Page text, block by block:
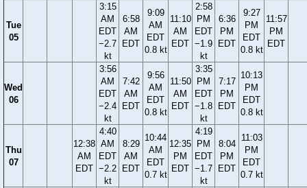
Tue
05
3:15
AM
EDT
−2.7
kt
6:58
AM
EDT
9:09
AM
EDT
0.8 kt
11:10
AM
EDT
2:58
PM
EDT
−1.9
kt
6:36
PM
EDT
9:27
PM
EDT
0.8 kt
11:57
PM
EDT
Wed
06
3:56
AM
EDT
−2.4
kt
7:42
AM
EDT
9:56
AM
EDT
0.8 kt
11:50
AM
EDT
3:35
PM
EDT
−1.8
kt
7:17
PM
EDT
10:13
PM
EDT
0.8 kt
Thu
07
12:38
AM
EDT
4:40
AM
EDT
−2.2
kt
8:29
AM
EDT
10:44
AM
EDT
0.7 kt
12:35
PM
EDT
4:19
PM
EDT
−1.7
kt
8:04
PM
EDT
11:03
PM
EDT
0.7 kt